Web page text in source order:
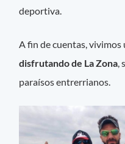
deportiva.
A fin de cuentas, vivimos
disfrutando de La Zona,
paraísos entrerrianos.